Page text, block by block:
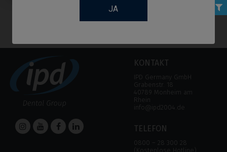
JA
KONTAKT
IPD Germany GmbH
Grabenstr. 18
40789 Monheim am
Rhein
info@ipd2004.de
TELEFON
0800 – 28 300 28
(Kostenlose Hotline)